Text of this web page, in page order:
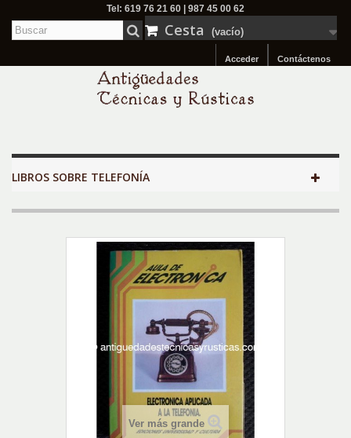
Tel: 619 76 21 60 | 987 45 00 62
Cesta (vacío)
Contáctenos
Acceder
LIBROS SOBRE TELEFONÍA
Ver más grande